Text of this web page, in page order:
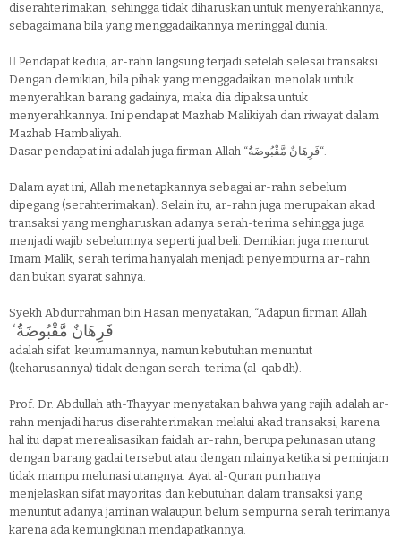
diserahterimakan, sehingga tidak diharuskan untuk menyerahkannya,
sebagaimana bila yang menggadaikannya meninggal dunia.
 Pendapat kedua, ar-rahn langsung terjadi setelah selesai transaksi.
Dengan demikian, bila pihak yang menggadaikan menolak untuk
menyerahkan barang gadainya, maka dia dipaksa untuk
menyerahkannya. Ini pendapat Mazhab Malikiyah dan riwayat dalam
Mazhab Hambaliyah.
Dasar pendapat ini adalah juga firman Allah “فَرِهَانٌ مَّقْبُوضَةُُ“.
Dalam ayat ini, Allah menetapkannya sebagai ar-rahn sebelum
dipegang (serahterimakan). Selain itu, ar-rahn juga merupakan akad
transaksi yang mengharuskan adanya serah-terima sehingga juga
menjadi wajib sebelumnya seperti jual beli. Demikian juga menurut
Imam Malik, serah terima hanyalah menjadi penyempurna ar-rahn
dan bukan syarat sahnya.
Syekh Abdurrahman bin Hasan menyatakan, “Adapun firman Allah
adalah sifat keumumannya, namun kebutuhan menuntut
(keharusannya) tidak dengan serah-terima (al-qabdh).
Prof. Dr. Abdullah ath-Thayyar menyatakan bahwa yang rajih adalah ar-
rahn menjadi harus diserahterimakan melalui akad transaksi, karena
hal itu dapat merealisasikan faidah ar-rahn, berupa pelunasan utang
dengan barang gadai tersebut atau dengan nilainya ketika si peminjam
tidak mampu melunasi utangnya. Ayat al-Quran pun hanya
menjelaskan sifat mayoritas dan kebutuhan dalam transaksi yang
menuntut adanya jaminan walaupun belum sempurna serah terimanya
karena ada kemungkinan mendapatkannya.